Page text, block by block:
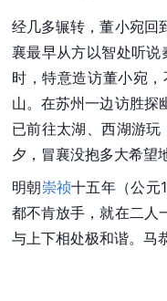
经几多辗转，董小宛回
襄最早从方以智处听
时，特意造访董小宛
山。在苏州一边访胜探
已前往太湖、西湖游
夕，冒襄没抱多大希望
明朝崇祯十五年（公元
都不肯放手，就在二人
与上下相处极和谐。马